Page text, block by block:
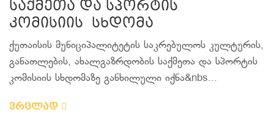
საქმეთა და სპორტის
კომისიის სხდომა
ქუთაისის მუნიციპალიტეტის საკრებულოს კულტურის,
განათლების, ახალგაზრდობის საქმეთა და სპორტის
კომისიის სხდომაზე განხილული იქნა&nbs...
ვრცლად